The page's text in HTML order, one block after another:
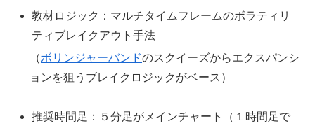
教材ロジック：マルチタイムフレームのボラティリ
ティブレイクアウト手法
（ボリンジャーバンドのスクイーズからエクスパンシ
ョンを狙うブレイクロジックがベース）
推奨時間足：５分足がメインチャート（１時間足で